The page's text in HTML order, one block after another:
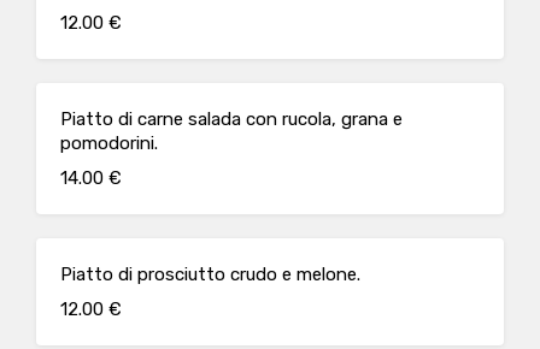
12.00 €
Piatto di carne salada con rucola, grana e
pomodorini.
14.00 €
Piatto di prosciutto crudo e melone.
12.00 €